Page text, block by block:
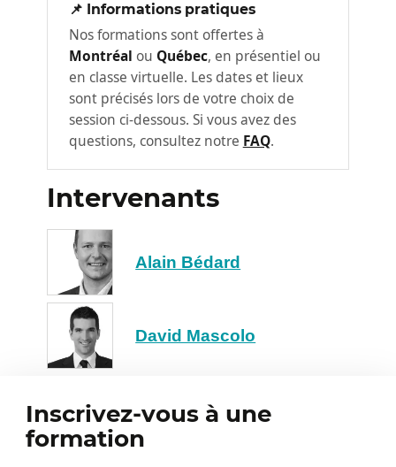
Organisation de son horaire en tenant
compte de sa réalité
Identifier les sources et les signes liés
au stress
Concilier la réalité personnelle
(familiale et autre) au télétravail
Comment diminuer la procrastination
Comment organiser son travail en
Comment se faire des objectifs
motivants
Les objectifs SMART au quotidien
Adaptation de la gestion des tâches et
les projets pour le télétravail
Choix du bon niveau de détail à gérer
Découpage des tâches pour mieux les
gérer
Planification réaliste et suivi de ma
📌 Informations pratiques
Nos formations sont offertes à
Montréal ou Québec, en présentiel ou
en classe virtuelle. Les dates et lieux
sont précisés lors de votre choix de
session ci-dessous. Si vous avez des
questions, consultez notre FAQ.
Intervenants
Alain Bédard
David Mascolo
Inscrivez-vous à une
formation